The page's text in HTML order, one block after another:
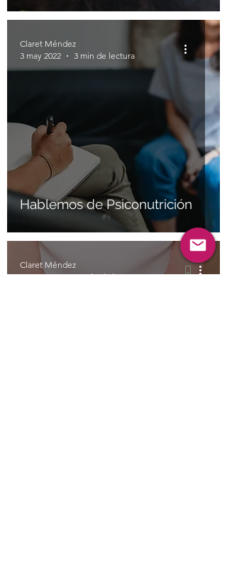
Hablemos de Psiconutrición
Claret Méndez
3 may 2022
3 min de lectura
Claret Méndez
31 ene 2022
3 min de lectura